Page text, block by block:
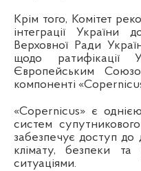
Крім того, Комітет
інтеграції
Верховної Ради
щодо
Європейським
компоненті
«Copernicus» є
систем
забезпечує доступ до
клімату, безпеки та
ситуаціями.